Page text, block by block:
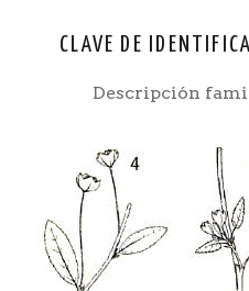
CLAVE DE
Descripción